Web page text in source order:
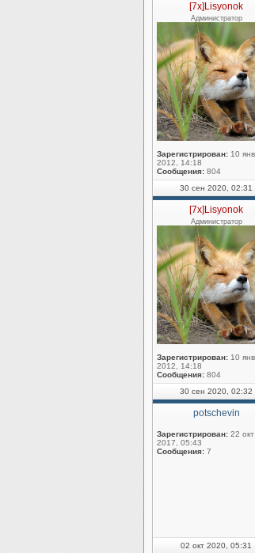
[7x]Lisyonok
Администратор
Зарегистрирован: 10 янв
2012, 14:18
Сообщения: 804
30 сен 2020, 02:31
[7x]Lisyonok
Администратор
Зарегистрирован: 10 янв
2012, 14:18
Сообщения: 804
30 сен 2020, 02:32
potschevin
Зарегистрирован: 22 окт
2017, 05:43
Сообщения: 7
02 окт 2020, 05:31